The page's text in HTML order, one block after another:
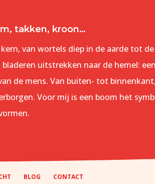
takken, kroon…
van wortels diep in de aarde tot
uitstrekken naar de hemel:
de mens. Van buiten- tot
Voor mij is een boom het
BLOG CONTACT